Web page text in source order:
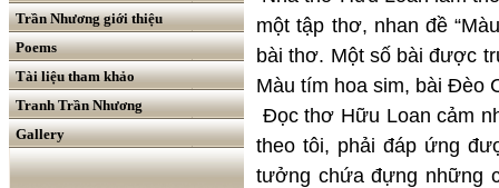
Trần Nhương giới thiệu
Poems
Tài liệu tham khảo
Tranh Trần Nhương
Gallery
một tập thơ, nhan đề
bài thơ. Một số bài được
Màu tím hoa sim, bài Đèo
Đọc thơ Hữu Loan cảm
theo tôi, phải đáp ứng
tưởng chứa đựng những